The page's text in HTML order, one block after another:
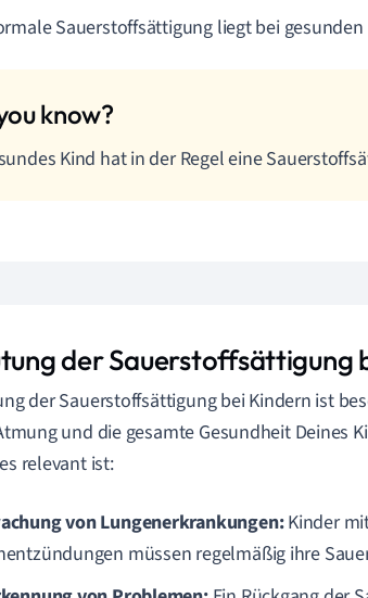
Sauerstoffsättigung liegt bei
Kind hat in der Regel eine
der Sauerstoffsättigung
der Sauerstoffsättigung bei Kindern ist
und die gesamte Gesundheit Deines
relevant ist:
von Lungenerkrankungen:Kinder
müssen regelmäßig ihre